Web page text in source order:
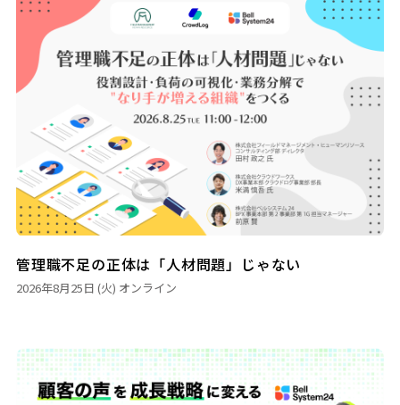
管理職不足の正体は「人材問題」じゃない
2026年8月25日 (火) オンライン